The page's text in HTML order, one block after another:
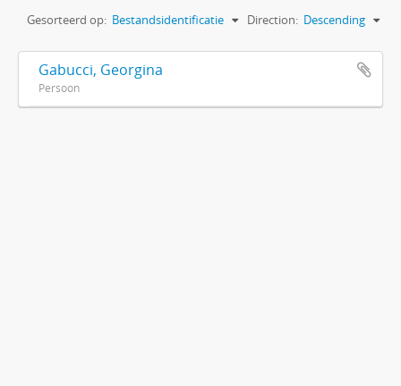
Gesorteerd op: Bestandsidentificatie Direction: Descending
Gabucci, Georgina
Persoon